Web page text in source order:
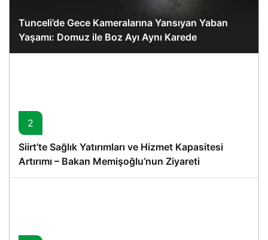
Tunceli’de Gece Kameralarına Yansıyan Yaban
Yaşamı: Domuz ile Boz Ayı Aynı Karede
2
Siirt’te Sağlık Yatırımları ve Hizmet Kapasitesi
Artırımı – Bakan Memişoğlu’nun Ziyareti